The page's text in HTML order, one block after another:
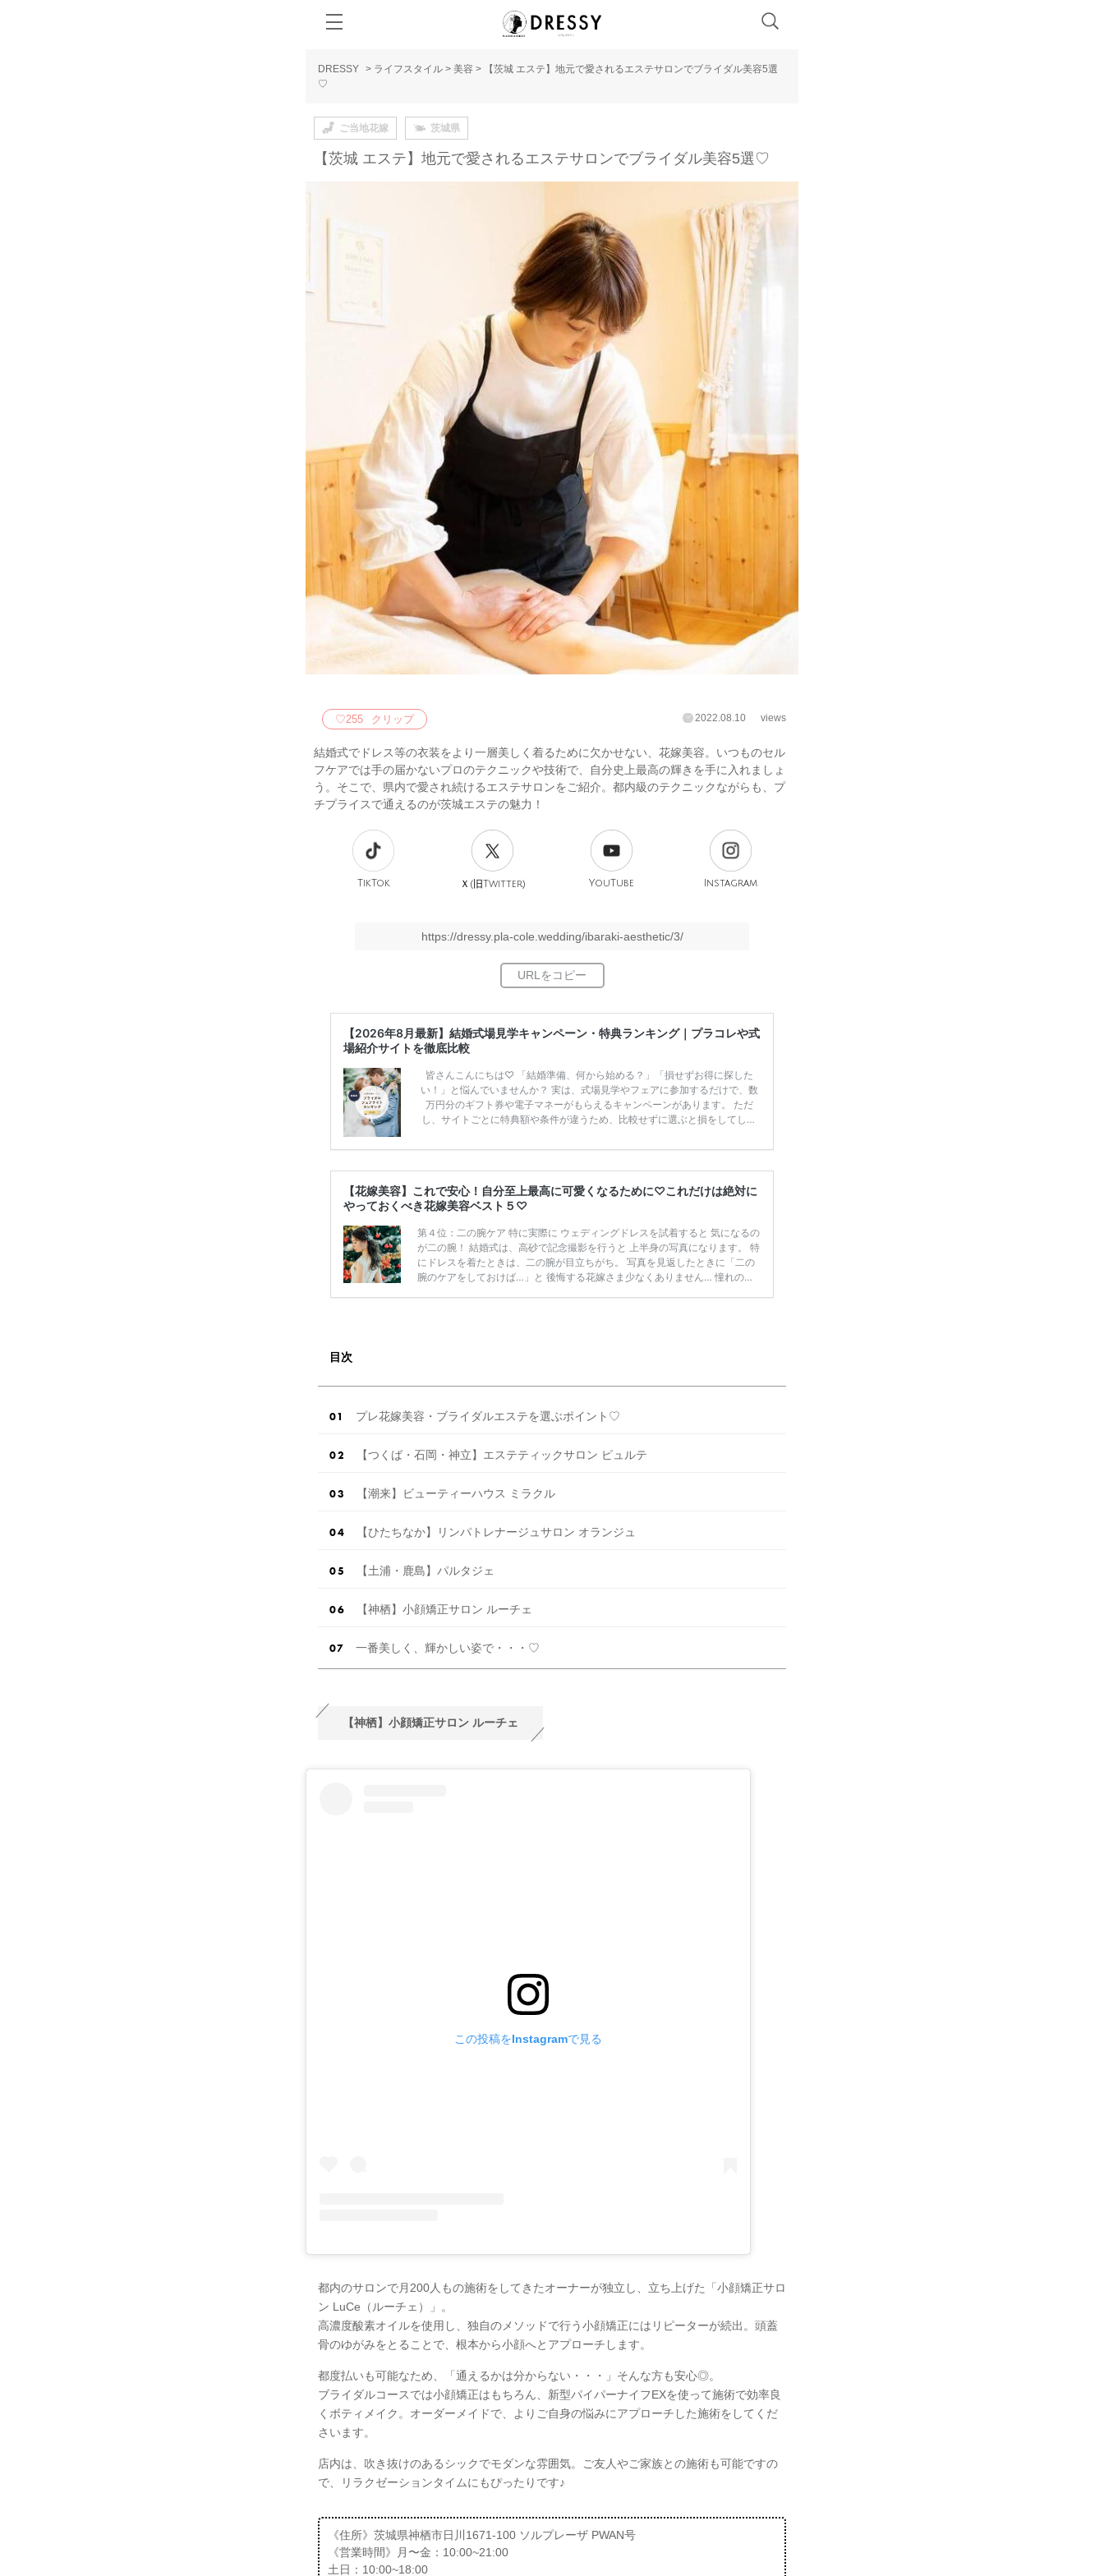
DRESSY > ライフスタイル > 美容 >
【茨城 エステ】地元で愛されるエステサロンでブライダル美容5選
♡
ご当地花嫁 茨城県
【茨城 エステ】地元で愛されるエステサロンでブライダル美容5選♡
♡255 クリップ 2022.08.10 views
結婚式でドレス等の衣装をより一層美しく着るために欠かせない、花嫁美容。いつものセル
フケアでは手の届かないプロのテクニックや技術で、自分史上最高の輝きを手に入れましょ
う。そこで、県内で愛され続けるエステサロンをご紹介。都内級のテクニックながらも、プ
チプライスで通えるのが茨城エステの魅力！
TikTok Ｘ(旧Twitter) YouTube Instagram
https://dressy.pla-cole.wedding/ibaraki-aesthetic/3/
【2026年8月最新】結婚式場見学キャンペーン・特典ランキング｜プラコレや式
場紹介サイトを徹底比較
皆さんこんにちは♡ 「結婚準備、何から始める？」「損せずお得に探した
い！」と悩んでいませんか？ 実は、式場見学やフェアに参加するだけで、数
万円分のギフト券や電子マネーがもらえるキャンペーンがあります。 ただ
し、サイトごとに特典額や条件が違うため、比較せずに選ぶと損をしてしま
ンペーン特典ランキングを公開！ 比較サイト：プラコレ、ゼクシィ、ハナユ
補を絞れる「ウェディング診断」か、体験型 […]続きを読む
【花嫁美容】これで安心！自分至上最高に可愛くなるために♡これだけは絶対に
やっておくべき花嫁美容ベスト５♡
第４位：二の腕ケア 特に実際に ウェディングドレスを試着すると 気になるの
が二の腕！ 結婚式は、高砂で記念撮影を行うと 上半身の写真になります。 特
にドレスを着たときは、二の腕が目立ちがち。 写真を見返したときに「二の
腕のケアをしておけば…」と 後悔する花嫁さま少なくありません… 憧れのド
目次
プレ花嫁美容・ブライダルエステを選ぶポイント♡
【つくば・石岡・神立】エステティックサロン ピュルテ
【潮来】ビューティーハウス ミラクル
【ひたちなか】リンパトレナージュサロン オランジュ
【土浦・鹿島】パルタジェ
【神栖】小顔矯正サロン ルーチェ
一番美しく、輝かしい姿で・・・♡
【神栖】小顔矯正サロン ルーチェ
この投稿をInstagramで見る
都内のサロンで月200人もの施術をしてきたオーナーが独立し、立ち上げた「小顔矯正サロ
ン LuCe（ルーチェ）」。
高濃度酸素オイルを使用し、独自のメソッドで行う小顔矯正にはリピーターが続出。頭蓋
骨のゆがみをとることで、根本から小顔へとアプローチします。
都度払いも可能なため、「通えるかは分からない・・・」そんな方も安心◎。
ブライダルコースでは小顔矯正はもちろん、新型パイパーナイフEXを使って施術で効率良
くボティメイク。オーダーメイドで、よりご自身の悩みにアプローチした施術をしてくだ
さいます。
店内は、吹き抜けのあるシックでモダンな雰囲気。ご友人やご家族との施術も可能ですの
で、リラクゼーションタイムにもぴったりです♪
《住所》茨城県神栖市日川1671-100 ソルプレーザ PWAN号
《営業時間》月〜金：10:00~21:00
土日：10:00~18:00